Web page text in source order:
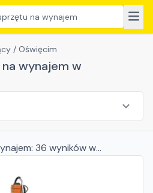
na wynajem
/ Oświęcim
wynajem w
36 wynikóww